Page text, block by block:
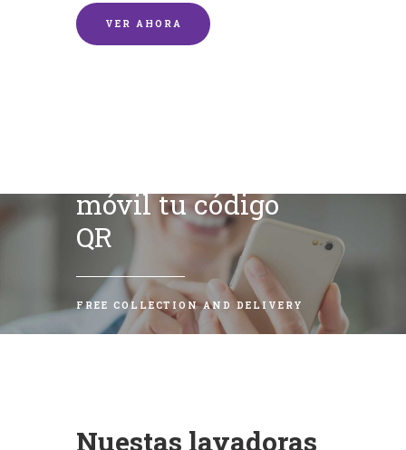
VER AHORA
móvil tu código
QR
FREE COLLECTION AND DELIVERY
Nuestas lavadoras